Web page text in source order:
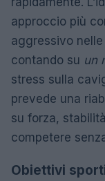
approccio più
aggressivo
contando su un
stress sulla
prevede una
su forza,
competere
Obiettivi